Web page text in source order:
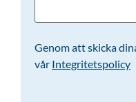
Genom att skicka
vår Integritetspolicy